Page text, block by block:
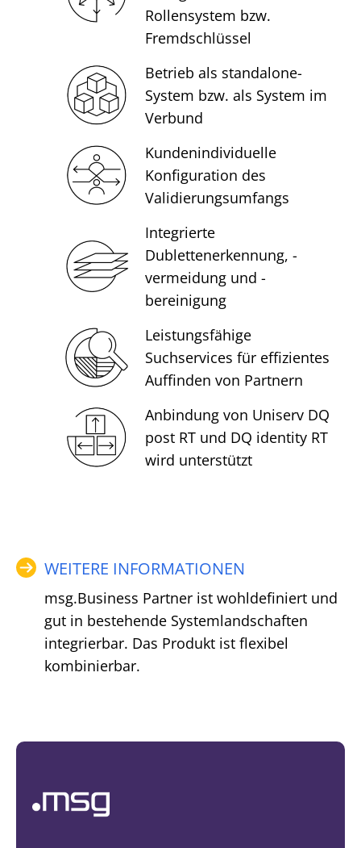
Rollensystem bzw.
Fremdschlüssel
Betrieb als standalone-
System bzw. als System im
Verbund
Kundenindividuelle
Konfiguration des
Validierungsumfangs
Integrierte
Dublettenerkennung, -
vermeidung und -
bereinigung
Leistungsfähige
Suchservices für effizientes
Auffinden von Partnern
Anbindung von Uniserv DQ
post RT und DQ identity RT
wird unterstützt
WEITERE INFORMATIONEN
msg.Business Partner ist wohldefiniert und
gut in bestehende Systemlandschaften
integrierbar. Das Produkt ist flexibel
kombinierbar.